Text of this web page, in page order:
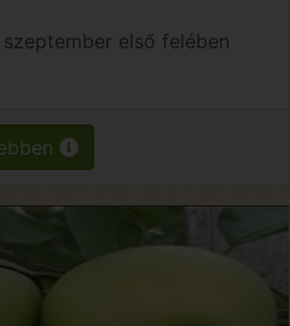
első felében